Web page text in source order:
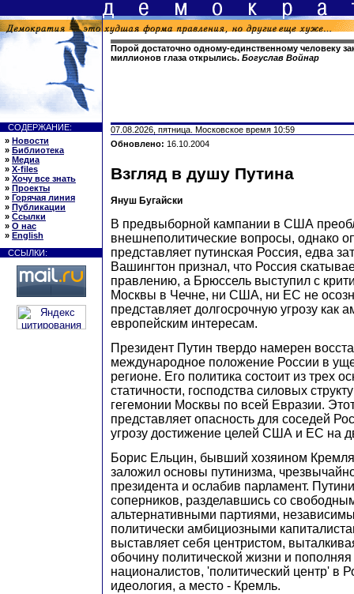
Порой достаточно одному-единственному человеку
миллионов глаза открылись. Богуслав Войнар
СОДЕРЖАНИЕ:
» Новости
» Библиотека
» Медиа
» X-files
» Хочу все знать
» Проекты
» Горячая линия
» Публикации
» Ссылки
» О нас
» English
ССЫЛКИ:
07.08.2026, пятница. Московское время 10:59
Обновлено: 16.10.2004
Взгляд в душу Путина
Януш Бугайски
В предвыборной кампании в США
внешнеполитические вопросы, однако
представляет путинская Россия, едва
Вашингтон признал, что Россия
правлению, а Брюссель выступил с
Москвы в Чечне, ни США, ни ЕС не
представляет долгосрочную угрозу как
европейским интересам.
Президент Путин твердо намерен
международное положение России в
регионе. Его политика состоит из трех
статичности, господства силовых
гегемонии Москвы по всей Евразии.
представляет опасность для соседей
угрозу достижение целей США и ЕС на
Борис Ельцин, бывший хозяином Кремля
заложил основы путинизма,
президента и ослабив парламент.
соперников, разделавшись со
альтернативными партиями,
политически амбициозными
выставляет себя центристом,
обочину политической жизни и
националистов, 'политический центр' в
идеология, а место - Кремль.